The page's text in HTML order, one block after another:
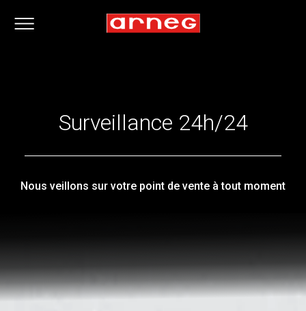
Surveillance 24h/24
Nous veillons sur votre point de vente à tout moment